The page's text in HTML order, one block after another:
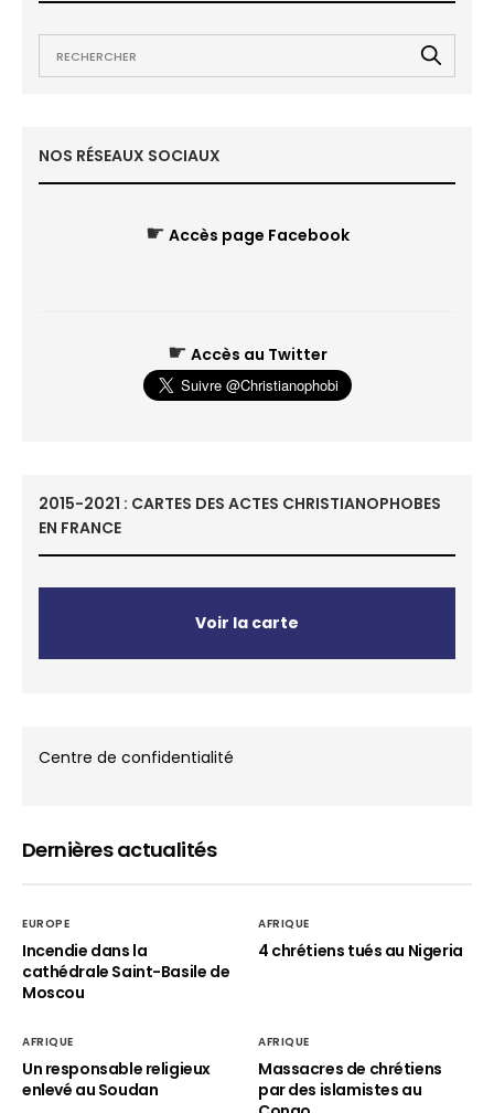
NOS RÉSEAUX SOCIAUX
☛ Accès page Facebook
☛ Accès au Twitter
2015-2021 : CARTES DES ACTES CHRISTIANOPHOBES
EN FRANCE
Voir la carte
Centre de confidentialité
Dernières actualités
EUROPE
Incendie dans la
cathédrale Saint-Basile de
Moscou
AFRIQUE
4 chrétiens tués au Nigeria
AFRIQUE
Un responsable religieux
enlevé au Soudan
AFRIQUE
Massacres de chrétiens
par des islamistes au